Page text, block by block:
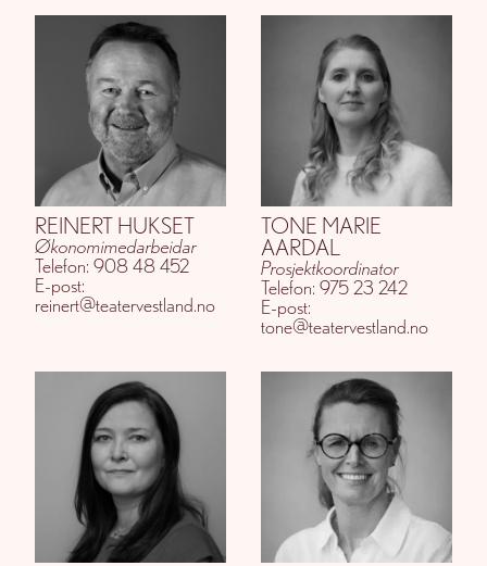
REINERT HUKSET
Økonomimedarbeidar
Telefon: 908 48 452
E-post:
reinert@teatervestland.no
TONE MARIE
AARDAL
Prosjektkoordinator
Telefon: 975 23 242
E-post:
tone@teatervestland.no